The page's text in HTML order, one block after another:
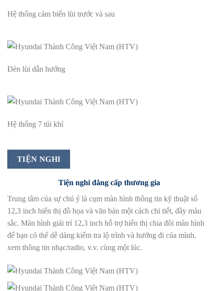
Hệ thống cảm biến lùi trước và sau
Đèn lùi dẫn hướng
Hệ thống 7 túi khí
TIỆN NGHI
Tiện nghi đẳng cấp thương gia
Trung tâm của sự chú ý là cụm màn hình thông tin kỹ thuật số
12,3 inch hiển thị đồ họa và văn bản một cách chi tiết, đầy màu
sắc. Màn hình giải trí 12,3 inch hỗ trợ hiển thị chia đôi màn hình
để bạn có thể dễ dàng kiểm tra lộ trình và hướng đi của mình,
xem thông tin nhạc/radio, v.v. cùng một lúc.